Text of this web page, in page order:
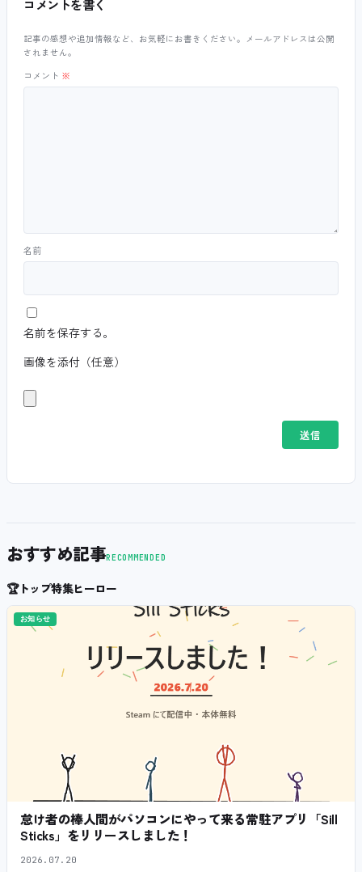
コメントを書く
記事の感想や追加情報など、お気軽にお書きください。メールアドレスは公開
されません。
コメント ※
名前
名前を保存する。
画像を添付（任意）
おすすめ記事RECOMMENDED
🏆トップ特集ヒーロー
お知らせ
怠け者の棒人間がパソコンにやって来る常駐アプリ「Sill
Sticks」をリリースしました！
2026.07.20